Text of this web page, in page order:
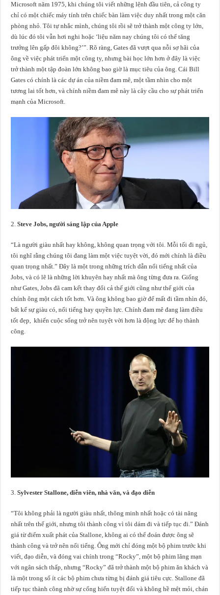
Microsoft năm 1975, khi chúng tôi viết những lệnh đầu tiên, cả công ty
chỉ có một chiếc máy tính trên chiếc bàn làm việc duy nhất trong một căn
phòng nhỏ. Tôi tự nhắc mình, chúng tôi rồi sẽ trở thành một công ty lớn,
dù lúc đó tôi vẫn hơi nghi hoặc ‘liệu năm nay chúng tôi có thể tăng
trưởng lên gấp đôi không?’”. Rõ ràng, Gates đã vượt qua nỗi sợ hãi của
ông về việc phát triển một công ty, nhưng bài học lớn hơn ở đây là việc
trở thành một tập đoàn lớn không bao giờ là mục tiêu của ông. Cái Bill
Gates có chính là các dự án của niềm đam mê, một tầm nhìn cho một
tương lai tốt hơn, và chính niềm đam mê này là cây cầu cho sự phát triển
mạnh của Microsoft.
Steve Jobs, người sáng lập của Apple
“Là người giàu nhất hay không, không quan trọng với tôi. Mỗi tối đi ngủ,
tôi nghĩ rằng chúng tôi đang làm một việc tuyệt vời, đó mới chính là điều
quan trọng nhất.” Đây là một trong những trích dẫn nổi tiếng nhất của
Jobs, và có lẽ là những lời khuyên hay nhất mà ông từng đưa ra. Giống
như Gates, Jobs đã cam kết thay đổi cả thế giới cũng như thế giới của
chính ông một cách tốt hơn. Và ông không bao giờ để mất đi tầm nhìn đó,
bất kể sự giàu có, nổi tiếng hay quyền lực. Chính đam mê đang làm điều
tốt đẹp, khiến cuộc sống trở nên tuyệt vời hơn là động lực để họ thành
công.
Sylvester Stallone, diễn viên, nhà văn, và đạo diễn
“Tôi không phải là người giàu nhất, thông minh nhất hoặc có tài năng
nhất trên thế giới, nhưng tôi thành công vì tôi dám đi và tiếp tục đi.” Đánh
giá từ điểm xuất phát của Stallone, không ai có thể đoán được ông sẽ
thành công và trở nên nổi tiếng. Ông mới chỉ đóng một bộ phim trước khi
viết, đạo diễn, và đóng vai chính trong “Rocky”, một bộ phim lãng mạn
với ngân sách thấp, nhưng “Rocky” đã trở thành một bộ phim ăn khách và
là một trong số ít các bộ phim chưa từng bị đánh giá tiêu cực. Stallone đã
tiếp tục thành công nhờ sự cống hiến tuyệt đối và không hề mệt mỏi, chán